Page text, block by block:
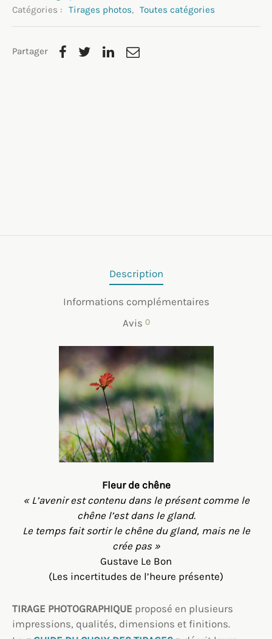
Catégories :
Tirages photos, Toutes catégories
Partager
Description
Informations complémentaires
Avis 0
Fleur de chêne
« L’avenir est contenu dans le présent comme le
chêne l’est dans le gland.
Le temps fait sortir le chêne du gland, mais ne le
crée pas »
Gustave Le Bon
(Les incertitudes de l’heure présente)
TIRAGE PHOTOGRAPHIQUE proposé en plusieurs
impressions, qualités, dimensions et finitions.